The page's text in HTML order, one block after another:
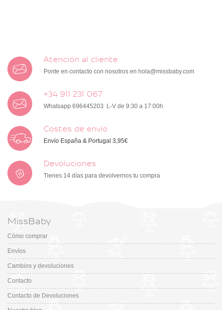
Atención al cliente
Ponte en contacto con nosotros en hola@missbaby.com
+34 911 231 067
Whatsapp 696445203 L-V de 9:30 a 17:00h
Costes de envío
Envío España & Portugal 3,95€
Devoluciones
Tienes 14 días para devolvernos tu compra
MissBaby
Cómo comprar
Envíos
Cambios y devoluciones
Contacto
Contacto de Devoluciones